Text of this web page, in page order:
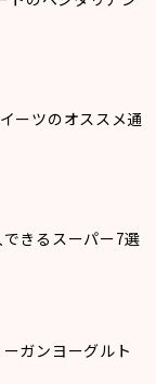
ーツのオススメ通
できるスーパー7選
ガンヨーグルト